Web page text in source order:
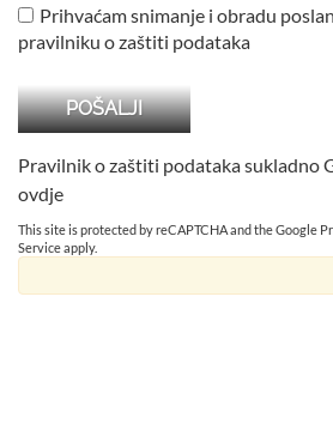
Prihvaćam snimanje i obradu
pravilniku o zaštiti podataka
Pravilnik o zaštiti podataka sukladno
ovdje
This site is protected by reCAPTCHA and the Google
Serviceapply.